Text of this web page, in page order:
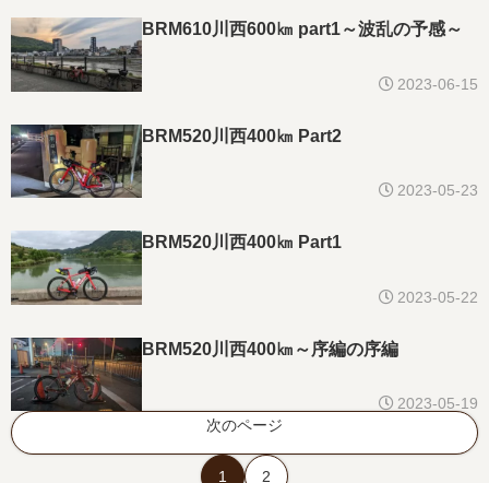
BRM610川西600㎞ part1～波乱の予感～
2023-06-15
BRM520川西400㎞ Part2
2023-05-23
BRM520川西400㎞ Part1
2023-05-22
BRM520川西400㎞～序編の序編
2023-05-19
次のページ
1 2